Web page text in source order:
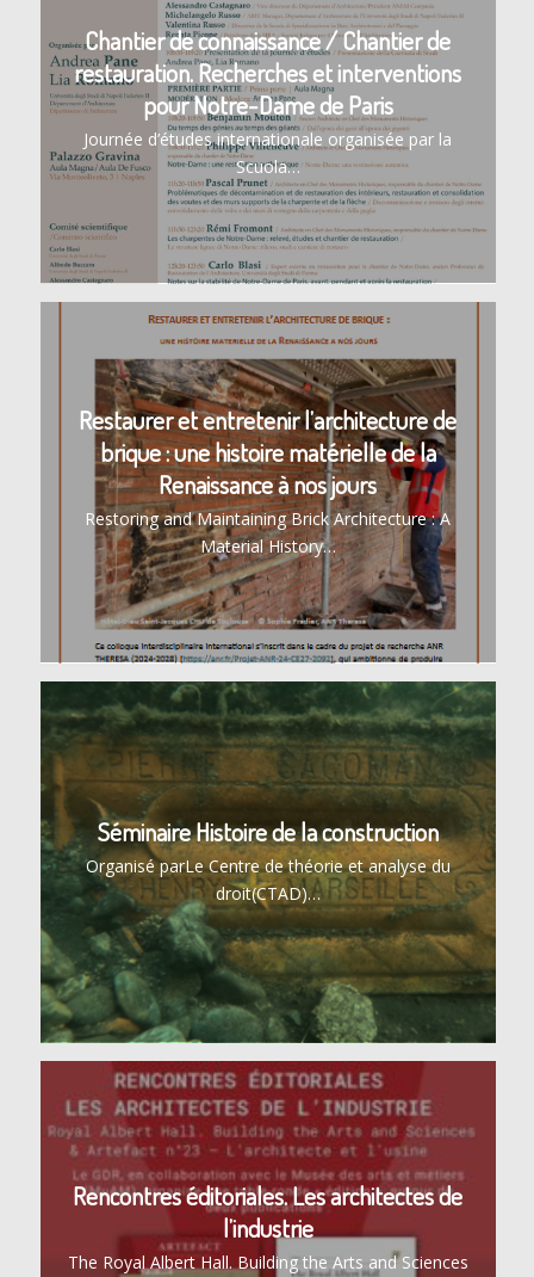
Chantier de connaissance / Chantier de
restauration. Recherches et interventions
pour Notre-Dame de Paris
Journée d’études internationale organisée par la
Scuola…
Restaurer et entretenir l’architecture de
brique : une histoire matérielle de la
Renaissance à nos jours
Restoring and Maintaining Brick Architecture : A
Material History…
Séminaire Histoire de la construction
Organisé parLe Centre de théorie et analyse du
droit(CTAD)…
Rencontres éditoriales. Les architectes de
l’industrie
The Royal Albert Hall. Building the Arts and Sciences